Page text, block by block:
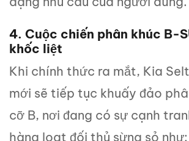
4. Cuộc chiến phân khúc B-
khốc liệt
Khi chính thức ra mắt, Kia
mới sẽ tiếp tục khuấy đảo
cỡ B, nơi đang có sự cạnh
hàng loạt đối thủ sừng sỏ như: